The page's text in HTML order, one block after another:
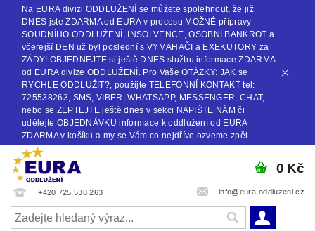
Na EURA divizi ODDLUŽENÍ se můžete spolehnout, že již
DNES jste ZDARMA od EURA v procesu MOŽNÉ přípravy
SOUDNÍHO ODDLUŽENÍ, INSOLVENCE, OSOBNÍ BANKROT a
včerejší DEN už byl poslední s VYMAHAČI a EXEKUTORY za
ZÁDY! OBJEDNEJTE si ještě DNES službu informace ZDARMA
od EURA divize ODDLUŽENÍ. Pro Vaše OTÁZKY: JAK se
RYCHLE ODDLUŽIT?, použijte TELEFONNÍ KONTAKT tel:
725538263, SMS, VIBER, WHATSAPP, MESSENGER, CHAT,
nebo se ZEPTEJTE ještě dnes v sekci NAPIŠTE NÁM či
udělejte OBJEDNÁVKU informace k oddlužení od EURA
ZDARMA v košíku a my se Vám co nejdříve ozveme zpět.
+420 725 538 263 info@eura-oddluzeni.cz
0 Kč